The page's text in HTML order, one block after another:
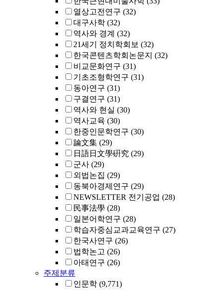
열상고전연구 (32)
대구사학 (32)
역사와 경계 (32)
21세기 정치학회보 (32)
한국콘텐츠학회논문지 (32)
비교문화연구 (31)
기초조형학연구 (31)
동아연구 (31)
구결연구 (31)
역사와 현실 (30)
역사교육 (30)
한중인문학연구 (30)
論文集 (29)
日語日文學硏究 (29)
군사 (29)
외법논집 (29)
동북아경제연구 (29)
NEWSLETTER 전기공업 (28)
民事法學 (28)
일본어학연구 (28)
학습자중심교과교육연구 (27)
한국사연구 (26)
법학논고 (26)
아태연구 (26)
주제분류
인문학 (9,771)